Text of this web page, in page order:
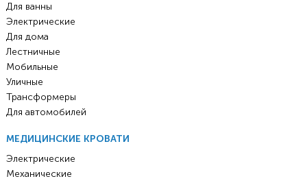
Для ванны
Электрические
Для дома
Лестничные
Мобильные
Уличные
Трансформеры
Для автомобилей
МЕДИЦИНСКИЕ КРОВАТИ
Электрические
Механические